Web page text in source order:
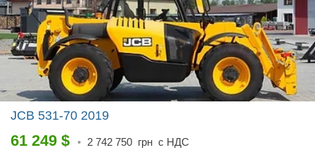
JCB 531-70 2019
61 249 $ • 2 742 750 грн с НДС